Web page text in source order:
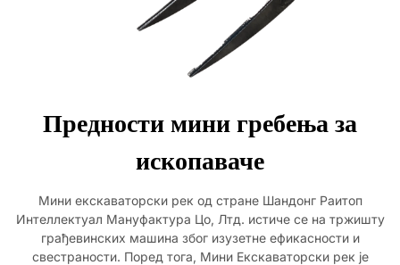
Предности мини гребења за
ископаваче
Мини екскаваторски рек од стране Шандонг Раитоп
Интеллектуал Мануфактура Цо, Лтд. истиче се на тржишту
грађевинских машина због изузетне ефикасности и
свестраности. Поред тога, Мини Екскаваторски рек је